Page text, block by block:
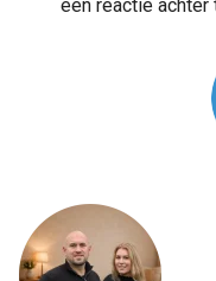
een reactie achter